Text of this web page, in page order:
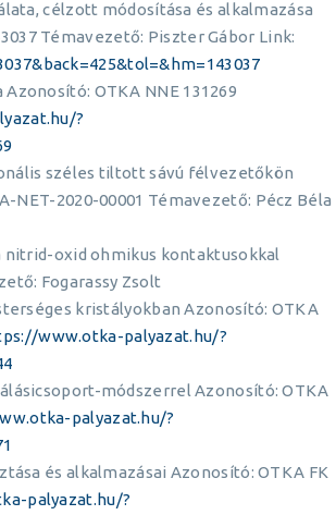
célzott módosítása és alkalmazása
Témavezető: Piszter Gábor Link:
OTKA NNE 131269
?
széles tiltott sávú félvezetőkön
2020-00001 Témavezető: Pécz Béla
nitrid-oxid ohmikus kontaktusokkal
Fogarassy Zsolt
kristályokban Azonosító: OTKA
www.otka-palyazat.hu/?
módszerrel Azonosító: OTKA
palyazat.hu/?
és alkalmazásai Azonosító: OTKA FK
palyazat.hu/?